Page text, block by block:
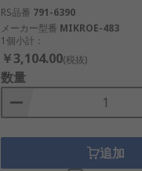
RS品番 791-6390
メーカー型番 MIKROE-483
1個小計：
￥3,104.00(税抜)
数量
追加